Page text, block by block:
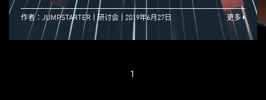
作者：JUMPSTARTER 研讨会 2019年6月27日 更多
1